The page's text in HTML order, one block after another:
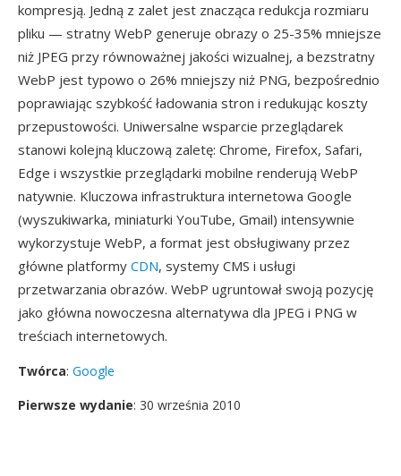
kompresją. Jedną z zalet jest znacząca redukcja rozmiaru
pliku — stratny WebP generuje obrazy o 25-35% mniejsze
niż JPEG przy równoważnej jakości wizualnej, a bezstratny
WebP jest typowo o 26% mniejszy niż PNG, bezpośrednio
poprawiając szybkość ładowania stron i redukując koszty
przepustowości. Uniwersalne wsparcie przeglądarek
stanowi kolejną kluczową zaletę: Chrome, Firefox, Safari,
Edge i wszystkie przeglądarki mobilne renderują WebP
natywnie. Kluczowa infrastruktura internetowa Google
(wyszukiwarka, miniaturki YouTube, Gmail) intensywnie
wykorzystuje WebP, a format jest obsługiwany przez
główne platformy CDN, systemy CMS i usługi
przetwarzania obrazów. WebP ugruntował swoją pozycję
jako główna nowoczesna alternatywa dla JPEG i PNG w
treściach internetowych.
Twórca: Google
Pierwsze wydanie: 30 września 2010